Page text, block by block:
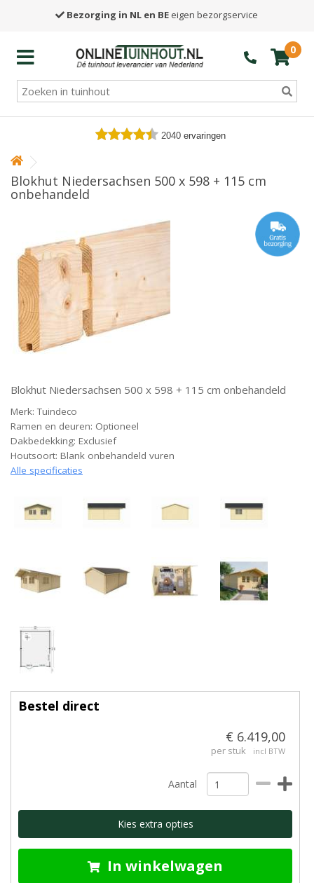
Bezorging in NL en BE eigen bezorgservice
0
2040 ervaringen
Blokhut Niedersachsen 500 x 598 + 115 cm
onbehandeld
Blokhut Niedersachsen 500 x 598 + 115 cm onbehandeld
Merk: Tuindeco
Ramen en deuren: Optioneel
Dakbedekking: Exclusief
Houtsoort: Blank onbehandeld vuren
Alle specificaties
Bestel direct
€ 6.419,00
per stuk incl BTW
Aantal
Kies extra opties
In winkelwagen